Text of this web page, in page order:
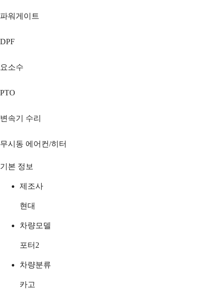
파워게이트
DPF
요소수
PTO
변속기 수리
무시동 에어컨/히터
기본 정보
제조사
현대
차량모델
포터2
차량분류
카고